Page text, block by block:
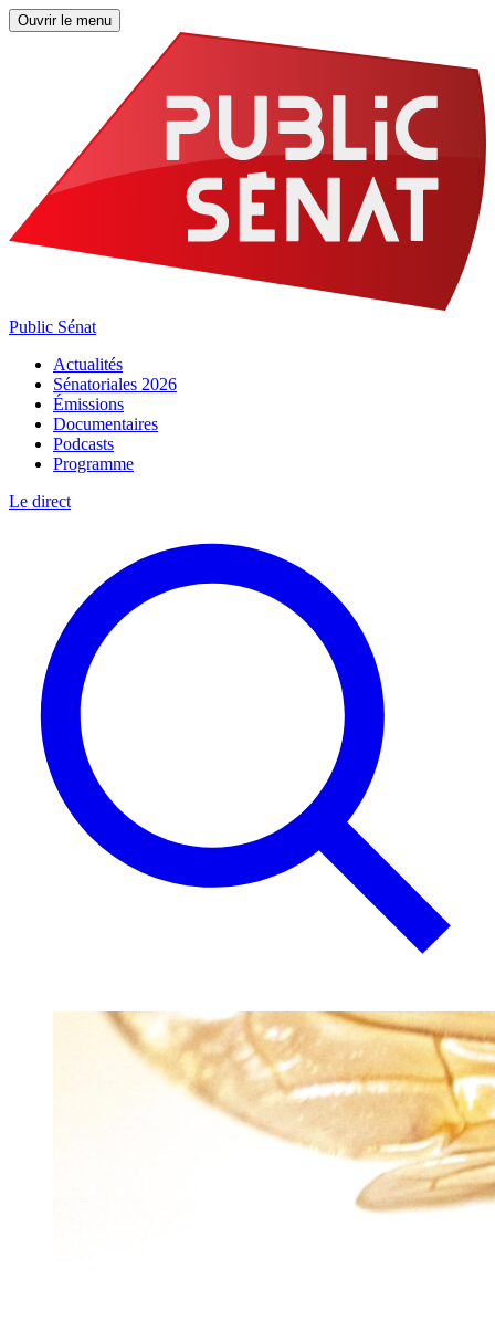
Ouvrir le menu
Public Sénat
Actualités
Sénatoriales 2026
Émissions
Documentaires
Podcasts
Programme
Le direct